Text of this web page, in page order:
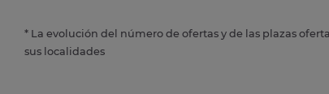
* La evolución del número de ofertas y de las plazas
sus localidades